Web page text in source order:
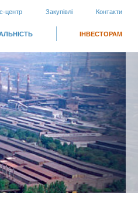
центр Закупівлі Контакти
ІНВЕСТОРАМ